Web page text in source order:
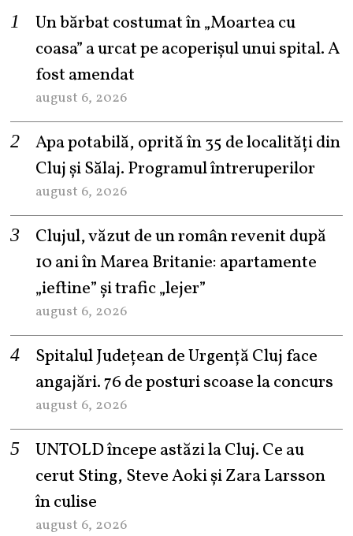
Un bărbat costumat în „Moartea cu
coasa” a urcat pe acoperișul unui spital. A
fost amendat
august 6, 2026
Apa potabilă, oprită în 35 de localități din
Cluj și Sălaj. Programul întreruperilor
august 6, 2026
Clujul, văzut de un român revenit după
10 ani în Marea Britanie: apartamente
„ieftine” și trafic „lejer”
august 6, 2026
Spitalul Județean de Urgență Cluj face
angajări. 76 de posturi scoase la concurs
august 6, 2026
UNTOLD începe astăzi la Cluj. Ce au
cerut Sting, Steve Aoki și Zara Larsson
în culise
august 6, 2026